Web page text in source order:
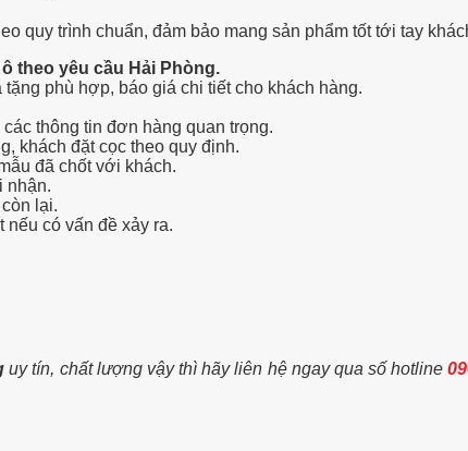
quy trình chuẩn, đảm bảo mang sản phẩm tốt tới tay
theo yêu cầu Hải Phòng.
phù hợp, báo giá chi tiết cho khách hàng.
các thông tin đơn hàng quan trọng.
khách đặt cọc theo quy định.
đã chốt với khách.
nhận.
lại.
có vấn đề xảy ra.
uy tín, chất lượng vậy thì hãy liên hệ ngay qua số hotline